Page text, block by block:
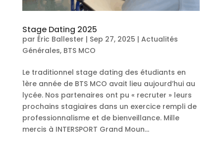
Stage Dating 2025
par Éric Ballester | Sep 27, 2025 | Actualités
Générales, BTS MCO
Le traditionnel stage dating des étudiants en
1ère année de BTS MCO avait lieu aujourd’hui au
lycée. Nos partenaires ont pu « recruter » leurs
prochains stagiaires dans un exercice rempli de
professionnalisme et de bienveillance. Mille
mercis à INTERSPORT Grand Moun...